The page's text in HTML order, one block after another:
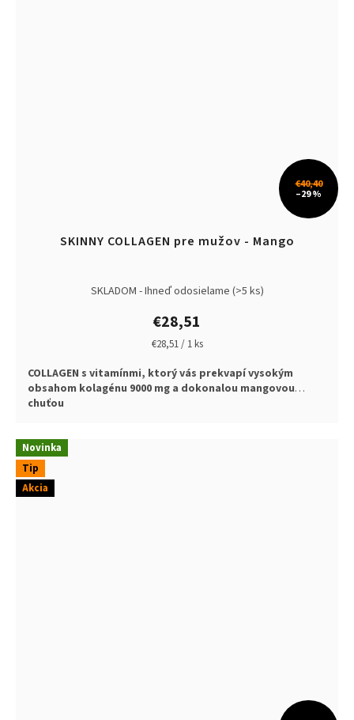
€40,40
–29 %
SKINNY COLLAGEN pre mužov - Mango
SKLADOM - Ihneď odosielame (>5 ks)
€28,51
Jednotková
€28,51 / 1 ks
COLLAGEN s vitamínmi, ktorý vás prekvapí vysokým
obsahom kolagénu 9000 mg a dokonalou mangovou
chuťou
Novinka
Tip
Akcia